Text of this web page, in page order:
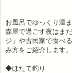
お風呂でゆっくり温
森屋で過ごす夜はま
ジ」や古民家で食べ
み方をご紹介します。
◆ほたて釣り